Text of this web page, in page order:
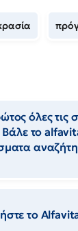
όλες τις
Βάλε το
το